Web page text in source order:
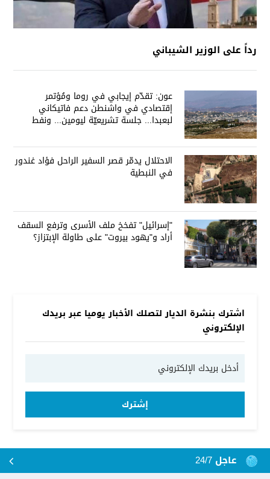
رداً على الوزير الشيباني
عون: تقدّم إيجابي في روما ومُؤتمر
إقتصادي في واشنطن دعم فاتيكاني
لبعبدا... جلسة تشريعيّة ليومين... ونفط
الاحتلال يدمّر قصر السفير الراحل فؤاد غندور
في النبطية
"إسرائيل" تفخخ ملف الأسرى وترفع السقف
أراد و"يهود بيروت" على طاولة الإبتزاز؟
اشترك بنشرة الديار لتصلك الأخبار يوميا عبر بريدك
الإلكتروني
إشترك
عاجل 24/7